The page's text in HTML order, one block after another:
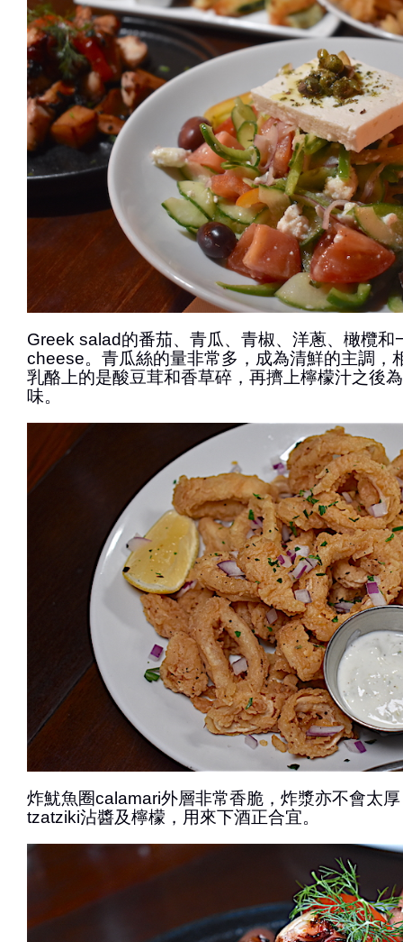
Greek salad的番茄、青瓜、青椒、洋蔥、橄欖和
cheese。青瓜絲的量非常多，成為清鮮的主調，
乳酪上的是酸豆茸和香草碎，再擠上檸檬汁之後
味。
炸魷魚圈calamari外層非常香脆，炸漿亦不會太
tzatziki沾醬及檸檬，用來下酒正合宜。